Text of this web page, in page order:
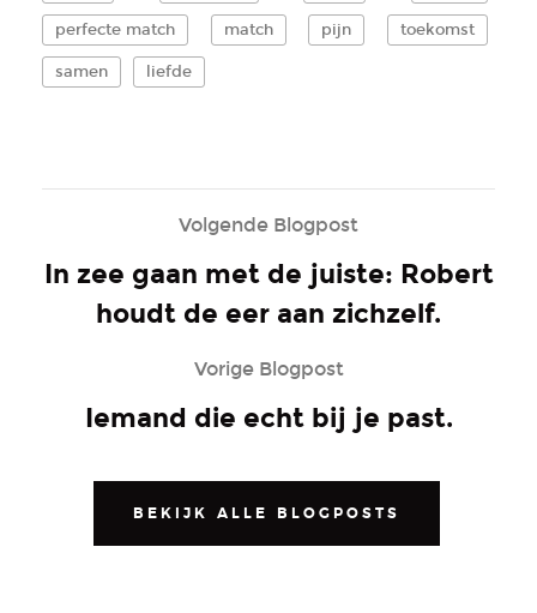
perfecte match match pijn toekomst
samen liefde
Volgende Blogpost
In zee gaan met de juiste: Robert
houdt de eer aan zichzelf.
Vorige Blogpost
Iemand die echt bij je past.
BEKIJK ALLE BLOGPOSTS